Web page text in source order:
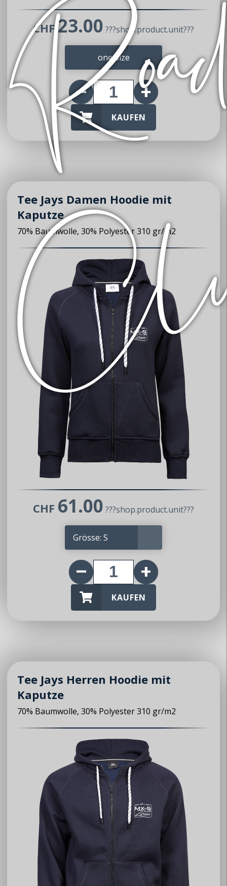
CHF23.00 ???shop.product.unit???
one Size
KAUFEN
Tee Jays Damen Hoodie mit
Kaputze
70% Baumwolle, 30% Polyester 310 gr/m2
CHF 61.00 ???shop.product.unit???
KAUFEN
Tee Jays Herren Hoodie mit
Kaputze
70% Baumwolle, 30% Polyester 310 gr/m2